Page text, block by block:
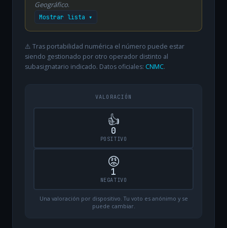
Geográfico.
Mostrar lista ▾
⚠️ Tras portabilidad numérica el número puede estar
siendo gestionado por otro operador distinto al
subasignatario indicado. Datos oficiales: CNMC.
VALORACIÓN
👍
0
POSITIVO
😡
1
NEGATIVO
Una valoración por dispositivo. Tu voto es anónimo y se
puede cambiar.